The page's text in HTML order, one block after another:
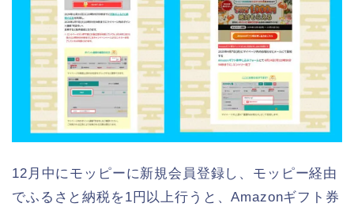
12月中にモッピーに新規会員登録し、モッピー経由
でふるさと納税を1円以上行うと、Amazonギフト券